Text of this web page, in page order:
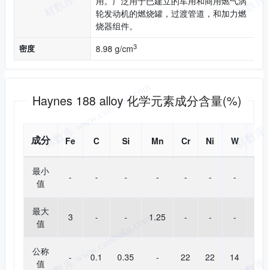
轮发动机的燃烧罐，过渡管道，和加力燃
烧器组件。
密度 8.98 g/cm3
Haynes 188 alloy 化学元素成分含量(%)
成分 Fe C Si Mn Cr Ni W
最小
值
- - - - - - -
最大
值
3 - - 1.25 - - -
公称
值
- 0.1 0.35 - 22 22 14